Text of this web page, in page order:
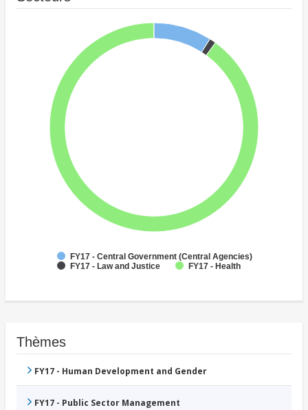
FY17 - Central Government (Central Agencies)
FY17 - Law and Justice
FY17 - Health
Thèmes
FY17 - Human Development and Gender
FY17 - Public Sector Management